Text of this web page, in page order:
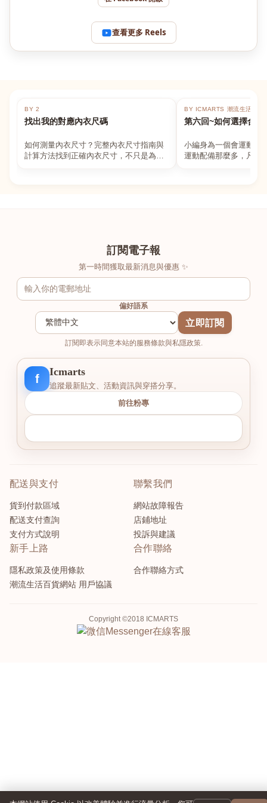
查看更多 Reels
BY 2
找出我的對應內衣尺碼
如何測量內衣尺寸？完整內衣尺寸指南與
計算方法找到正確內衣尺寸，不只是為了
BY ICMARTS 潮流生活百貨
第六回~如何選擇合適
小編身為一個會運動的
運動配備那麼多，凡舉
訂閱電子報
第一時間獲取最新消息與優惠 ✨
偏好語系
立即訂閱
訂閱即表示同意本站的服務條款與私隱政策.
f
Icmarts
追蹤最新貼文、活動資訊與穿搭分享。
前往粉專
配送與支付
貨到付款區域
配送支付查詢
支付方式說明
聯繫我們
網站故障報告
店鋪地址
投訴與建議
新手上路
隱私政策及使用條款
潮流生活百貨網站 用戶協議
合作聯絡
合作聯絡方式
Copyright ©2018 ICMARTS
Messenger在線客服